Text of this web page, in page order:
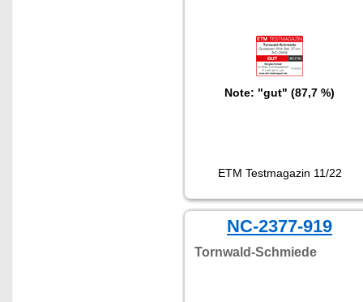
Note: "gut" (87,7 %)
ETM Testmagazin 11/22
NC-2377-919
Tornwald-Schmiede